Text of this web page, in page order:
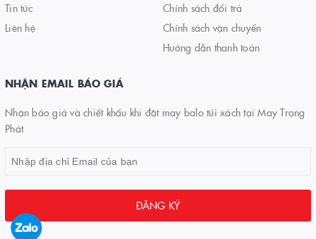
Tin tức
Liên hệ
Chính sách đổi trả
Chính sách vận chuyển
Hướng dẫn thanh toán
NHẬN EMAIL BÁO GIÁ
Nhận báo giá và chiết khấu khi đặt may balo túi xách tại May Trọng
Phát
ĐĂNG KÝ